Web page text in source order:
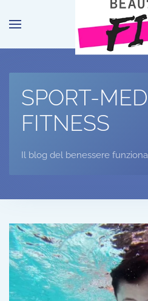
Passa al contenuto principale
SPORT-
FITNESS
Il blog del benessere